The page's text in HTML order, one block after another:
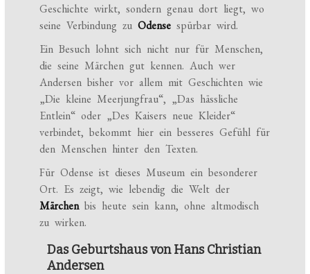
Geschichte wirkt, sondern genau dort liegt, wo
seine Verbindung zuOdense spürbar wird.
Ein Besuch lohnt sich nicht nur für Menschen,
die seine Märchen gut kennen. Auch wer
Andersen bisher vor allem mit Geschichten wie
„Die kleine Meerjungfrau“, „Das hässliche
Entlein“ oder „Des Kaisers neue Kleider“
verbindet, bekommt hier ein besseres Gefühl für
den Menschen hinter den Texten.
Für Odense ist dieses Museum ein besonderer
Ort. Es zeigt, wie lebendig die Welt der
Märchenbis heute sein kann, ohne altmodisch
zu wirken.
Das Geburtshaus von Hans Christian
Andersen